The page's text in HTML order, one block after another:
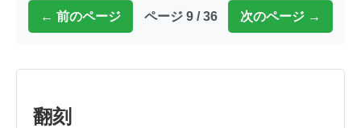
← 前のページ ページ 9 / 36 次のページ →
翻刻